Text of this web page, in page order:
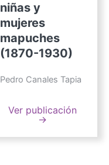
niñas y
mujeres
mapuches
(1870-1930)
Pedro Canales Tapia
Ver publicación
→